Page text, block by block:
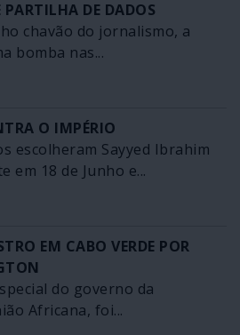
DE DADOS
chavão do jornalismo, a
bomba nas...
O IMPÉRIO
escolheram Sayyed Ibrahim
em 18 de Junho e...
EM CABO VERDE POR
do governo da
Africana, foi...